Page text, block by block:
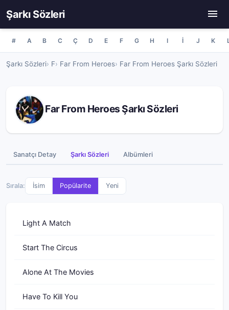
Şarkı Sözleri
# A B C Ç D E F G H I İ J K
Şarkı Sözleri F Far From Heroes Far From Heroes Şarkı Sözleri
Far From Heroes Şarkı Sözleri
Sanatçı Detay Şarkı Sözleri Albümleri
Sırala: İsim Popülarite Yeni
Light A Match
Start The Circus
Alone At The Movies
Have To Kill You